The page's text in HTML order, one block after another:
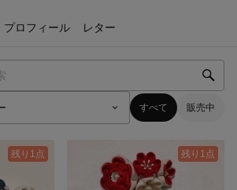
プロフィール レター
すべて 販売中
残り1点 残り1点